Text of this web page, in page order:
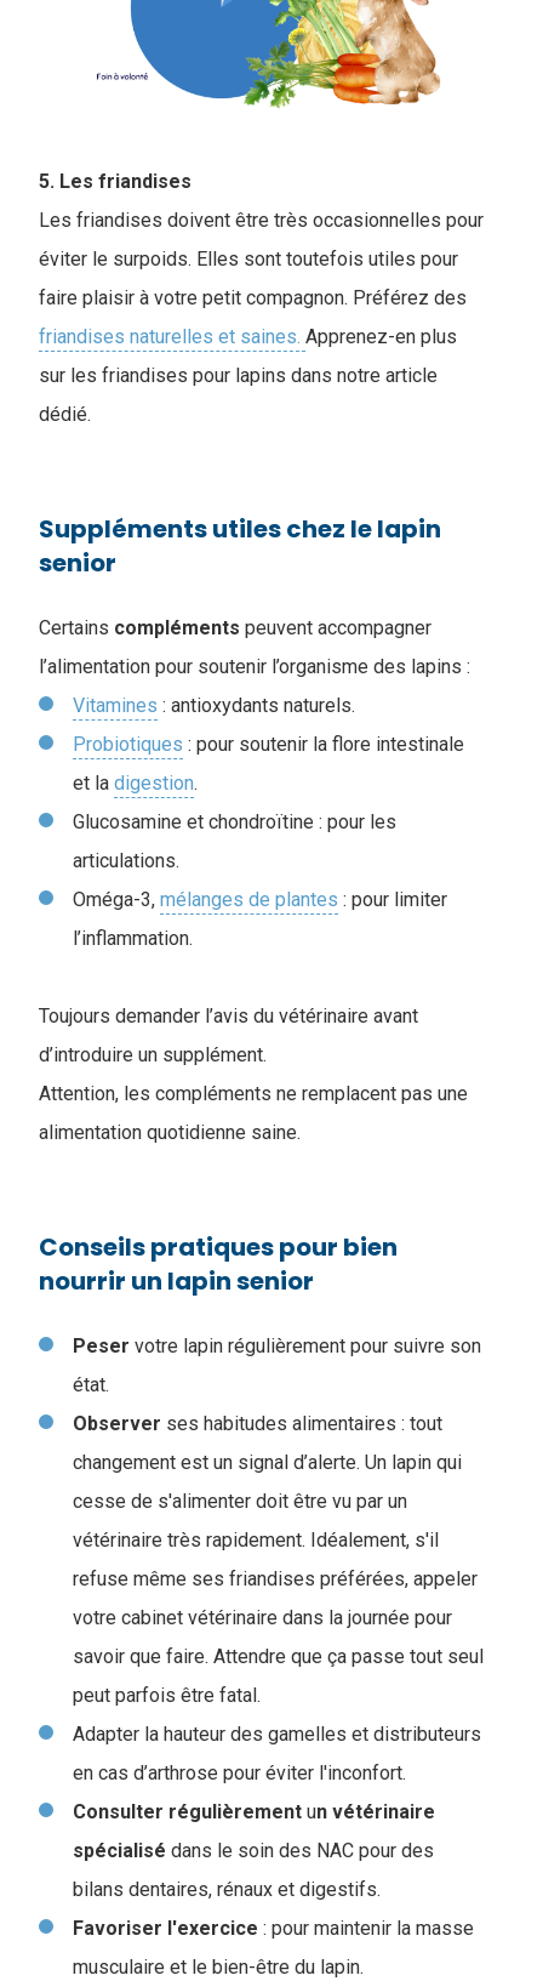
5. Les friandises
Les friandises doivent être très occasionnelles pour
éviter le surpoids. Elles sont toutefois utiles pour
faire plaisir à votre petit compagnon. Préférez des
friandises naturelles et saines. Apprenez-en plus
sur les friandises pour lapins dans notre article
dédié.
Suppléments utiles chez le lapin
senior
Certains compléments peuvent accompagner
l’alimentation pour soutenir l’organisme des lapins :
Vitamines : antioxydants naturels.
Probiotiques : pour soutenir la flore intestinale
et la digestion.
Glucosamine et chondroïtine : pour les
articulations.
Oméga-3, mélanges de plantes : pour limiter
l’inflammation.
Toujours demander l’avis du vétérinaire avant
d’introduire un supplément.
Attention, les compléments ne remplacent pas une
alimentation quotidienne saine.
Conseils pratiques pour bien
nourrir un lapin senior
Peser votre lapin régulièrement pour suivre son
état.
Observer ses habitudes alimentaires : tout
changement est un signal d’alerte. Un lapin qui
cesse de s'alimenter doit être vu par un
vétérinaire très rapidement. Idéalement, s'il
refuse même ses friandises préférées, appeler
votre cabinet vétérinaire dans la journée pour
savoir que faire. Attendre que ça passe tout seul
peut parfois être fatal.
Adapter la hauteur des gamelles et distributeurs
en cas d’arthrose pour éviter l'inconfort.
Consulter régulièrement un vétérinaire
spécialisé dans le soin des NAC pour des
bilans dentaires, rénaux et digestifs.
Favoriser l'exercice : pour maintenir la masse
musculaire et le bien-être du lapin.